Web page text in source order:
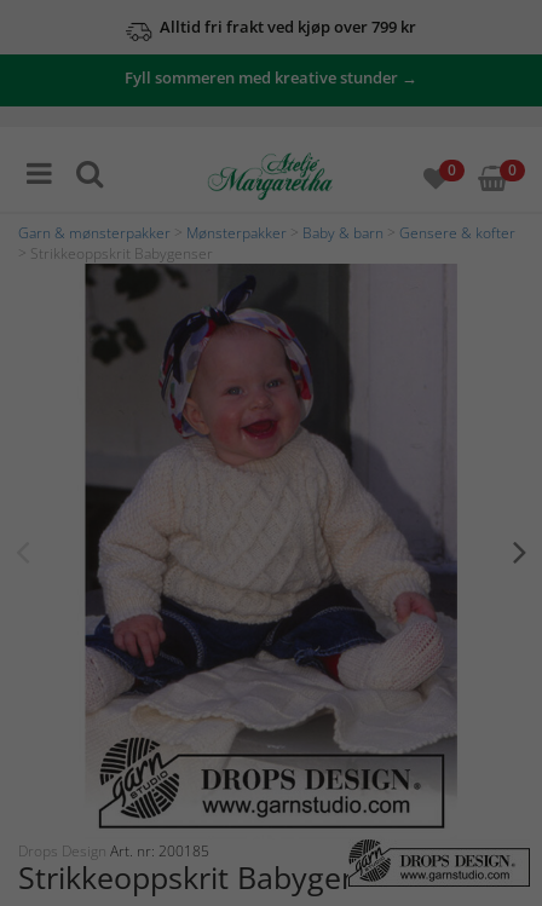
Alltid fri frakt ved kjøp over 799 kr
Fyll sommeren med kreative stunder →
0 0
Garn & mønsterpakker Mønsterpakker Baby & barn
Gensere & kofter
> Strikkeoppskrit Babygenser
Drops Design Art. nr: 200185
Strikkeoppskrit Babygenser